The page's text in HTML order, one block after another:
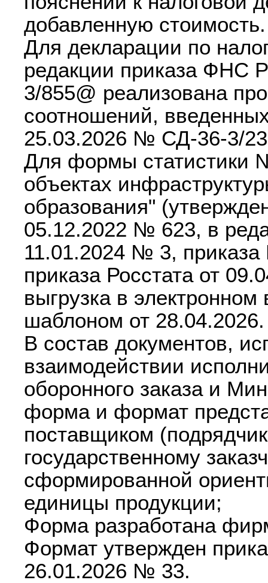
добавленную стоимость.
Для декларации по
редакции приказа ФНС
3/855@ реализована
соотношений,
25.03.2026 № СД-36-3/
Для формы
объектах
образования"
05.12.2022 № 623, в
11.01.2024 № 3,
приказа Росстата от
выгрузка в
шаблоном от 28.04.2026.
В состав документов,
взаимодействии
оборонного заказа и
форма и формат
поставщиком
государственному
сформированной
единицы продукции;
Форма разработана
Формат утвержден
26.01.2026 № 33.